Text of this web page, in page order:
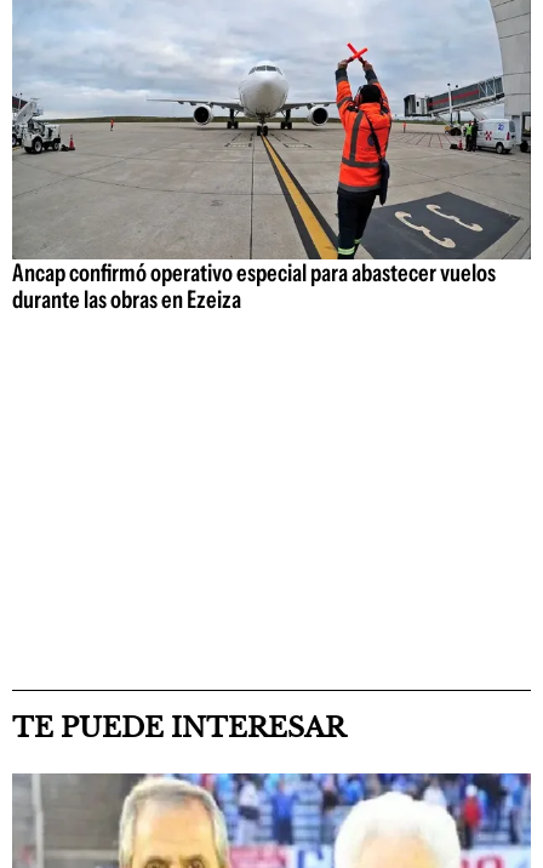
Ancap confirmó operativo especial para abastecer vuelos
durante las obras en Ezeiza
TE PUEDE INTERESAR